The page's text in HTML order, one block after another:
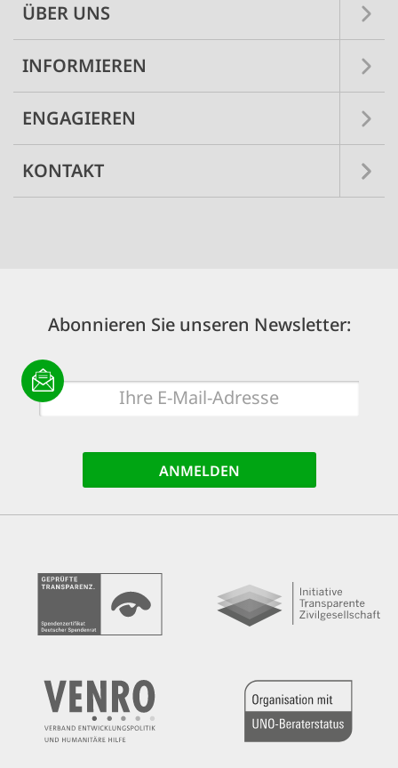
ÜBER UNS
INFORMIEREN
ENGAGIEREN
KONTAKT
Abonnieren Sie unseren Newsletter:
E-
Mail